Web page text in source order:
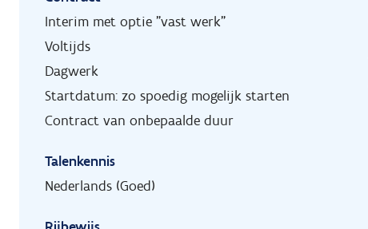
Interim met optie "vast werk"
Voltijds
Dagwerk
Startdatum: zo spoedig mogelijk starten
Contract van onbepaalde duur
Talenkennis
Nederlands (Goed)